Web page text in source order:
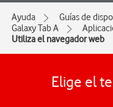
Ayuda Guías de
Galaxy Tab A
Utiliza el navegador web
Elige el